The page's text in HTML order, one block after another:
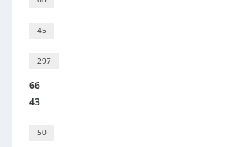
45
297
66
43
50